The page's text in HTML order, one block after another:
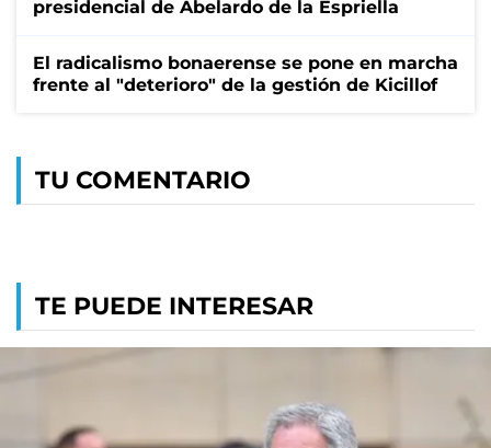
presidencial de Abelardo de la Espriella
El radicalismo bonaerense se pone en marcha
frente al "deterioro" de la gestión de Kicillof
TU COMENTARIO
TE PUEDE INTERESAR